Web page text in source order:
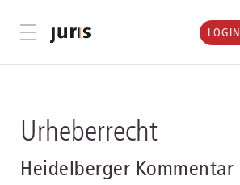
Menü öffnen LOGIN
Urheberrecht
Heidelberger Kommentar